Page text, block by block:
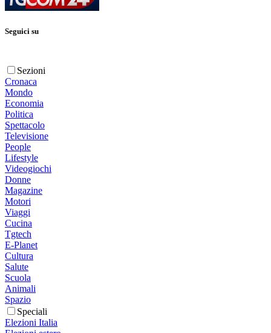
Seguici su
Sezioni
Cronaca
Mondo
Economia
Politica
Spettacolo
Televisione
People
Lifestyle
Videogiochi
Donne
Magazine
Motori
Viaggi
Cucina
Tgtech
E-Planet
Cultura
Salute
Scuola
Animali
Spazio
Speciali
Elezioni Italia